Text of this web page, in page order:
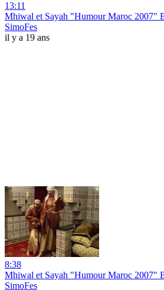
13:11
Mhiwal et Sayah "Humour Maroc 2007"
SimoFes
il y a 19 ans
8:38
Mhiwal et Sayah "Humour Maroc 2007"
SimoFes